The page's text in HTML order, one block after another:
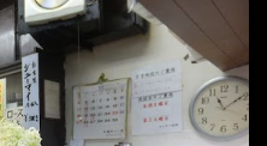
なるのか？ この得サイズの木
ぁ～ この木桶サイズに、満々
に、麺が伸びてしまうだろ
まで、食べ進められるじゃな
に用意して、山葵も2つ。 そ
では、大分廃れてしまってい
など送った事は無い！（キッ
のは、官公庁や超大手企業戦
。 要は、ゴマスリ・・・てな
誕生→全国区（北海道と沖縄